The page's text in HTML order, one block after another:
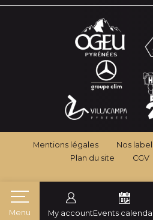
My accountEvents
Menu
Mentions légales Nos
Plan du site
CGV